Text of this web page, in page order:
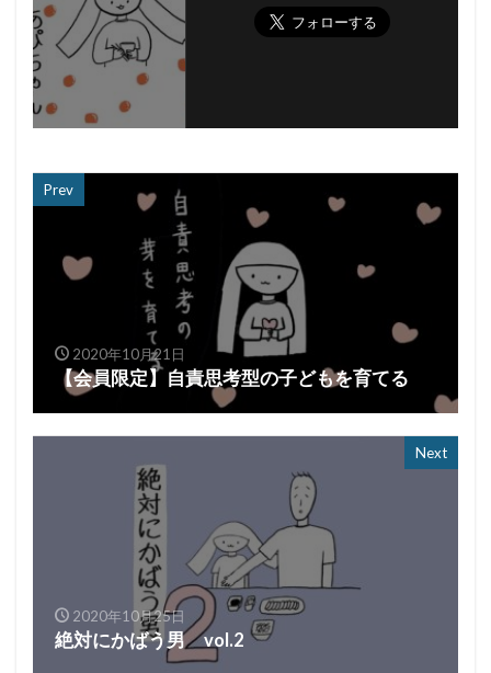
Prev
2020年10月21日
【会員限定】自責思考型の子どもを育てる
Next
2020年10月25日
絶対にかばう男 vol.2